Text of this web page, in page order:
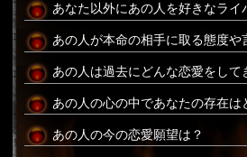
あなた以外にあの人を好きなライ
あの人が本命の相手に取る態度や
あの人は過去にどんな恋愛をして
あの人の心の中であなたの存在は
あの人の今の恋愛願望は？